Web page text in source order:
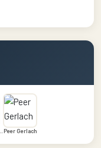
Peer Gerlach